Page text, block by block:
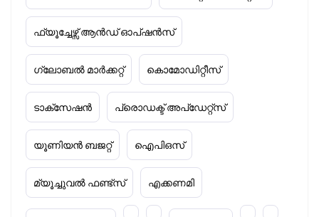
ഫ്യൂച്ചേഴ്സ് ആൻഡ് ഓപ്ഷൻസ്
ഗ്ലോബൽ മാർക്കറ്റ് കൊമോഡിറ്റീസ്
ടാക്‌സേഷൻ പ്രൊഡക്ട് അപ്‌ഡേറ്റ്സ്
യൂണിയൻ ബജറ്റ് ഐപിഒസ്
മ്യൂച്ചുവൽ ഫണ്ട്സ് എക്കണമി